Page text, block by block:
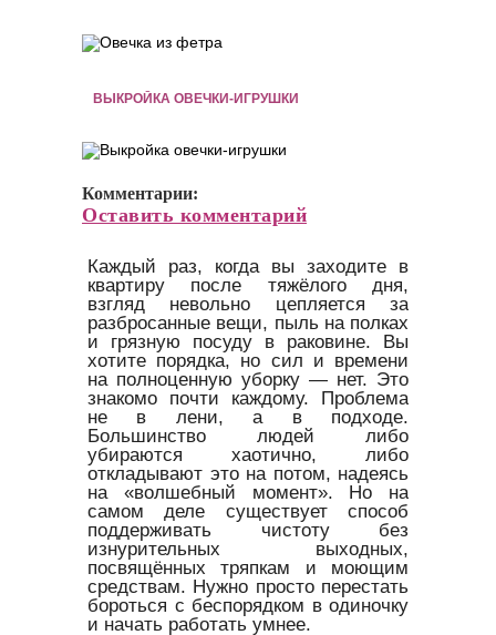
ВЫКРОЙКА ОВЕЧКИ-ИГРУШКИ
Комментарии:
Оставить комментарий
Каждый раз, когда вы заходите в
квартиру после тяжёлого дня,
взгляд невольно цепляется за
разбросанные вещи, пыль на полках
и грязную посуду в раковине. Вы
хотите порядка, но сил и времени
на полноценную уборку — нет. Это
знакомо почти каждому. Проблема
не в лени, а в подходе.
Большинство людей либо
убираются хаотично, либо
откладывают это на потом, надеясь
на «волшебный момент». Но на
самом деле существует способ
поддерживать чистоту без
изнурительных выходных,
посвящённых тряпкам и моющим
средствам. Нужно просто перестать
бороться с беспорядком в одиночку
и начать работать умнее.